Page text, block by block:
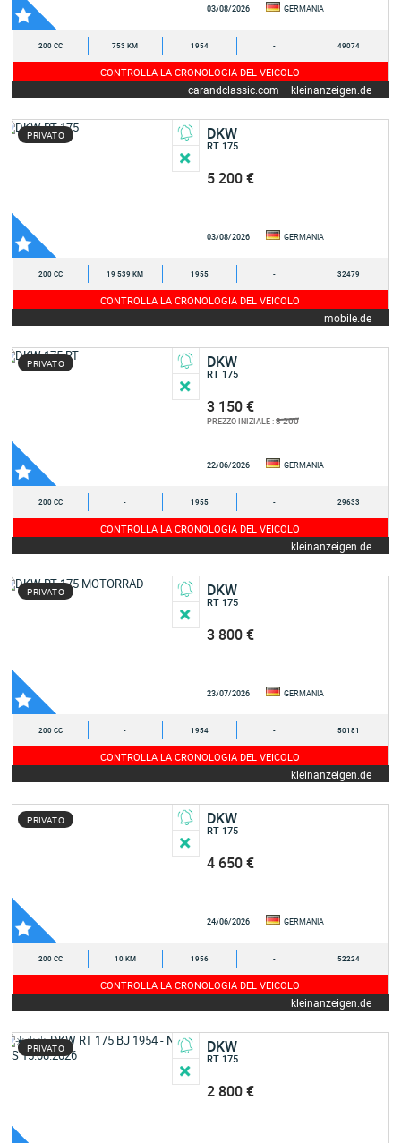
03/08/2026 GERMANIA
200 CC 753 KM 1954 - 49074
CONTROLLA LA CRONOLOGIA DEL VEICOLO
carandclassic.com kleinanzeigen.de
PRIVATO DKW
RT 175
5 200 €
03/08/2026 GERMANIA
200 CC 19 539 KM 1955 - 32479
CONTROLLA LA CRONOLOGIA DEL VEICOLO
mobile.de
PRIVATO DKW
RT 175
3 150 €
PREZZO INIZIALE :3 200
22/06/2026 GERMANIA
200 CC - 1955 - 29633
CONTROLLA LA CRONOLOGIA DEL VEICOLO
kleinanzeigen.de
PRIVATO DKW
RT 175
3 800 €
23/07/2026 GERMANIA
200 CC - 1954 - 50181
CONTROLLA LA CRONOLOGIA DEL VEICOLO
kleinanzeigen.de
PRIVATO DKW
RT 175
4 650 €
24/06/2026 GERMANIA
200 CC 10 KM 1956 - 52224
CONTROLLA LA CRONOLOGIA DEL VEICOLO
kleinanzeigen.de
PRIVATO DKW
RT 175
2 800 €